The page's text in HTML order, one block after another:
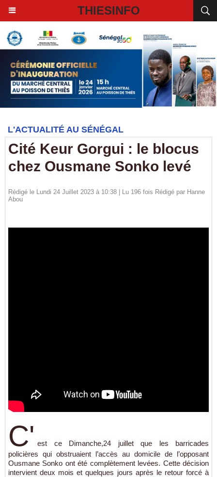
THIESINFO
L'ACTUALITÉ AU SÉNÉGAL
Cité Keur Gorgui : le blocus
chez Ousmane Sonko levé
Rédigé le Lundi 24 Juillet 2023 à 10:38 | Lu 196 fois Rédigé par Hanne
Abou
C' est ce Dimanche,24 juillet que les barricades
policières qui obstruaient l’accès au domicile de l’opposant
Ousmane Sonko ont été complètement levées. Cette décision
intervient deux mois et quelques jours après le retour forcé à